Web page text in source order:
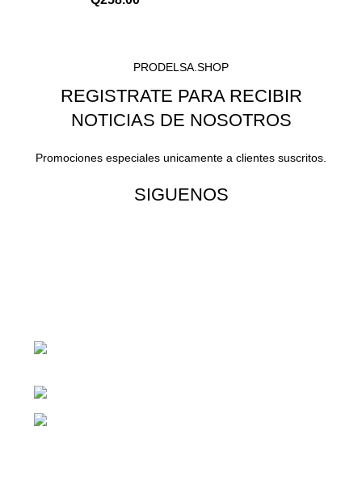
PRODELSA.SHOP
REGISTRATE PARA RECIBIR
NOTICIAS DE NOSOTROS
Promociones especiales unicamente a clientes suscritos.
SIGUENOS